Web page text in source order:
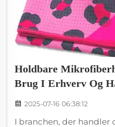
Holdbare
Brug I Erhverv Og
2025-07-16 06:38:12
I branchen, der handler